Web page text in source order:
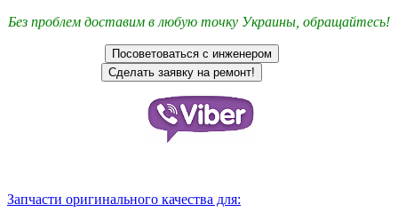
Без проблем доставим в любую точку Украины, обращайтесь!
Запчасти оригинального качества для: